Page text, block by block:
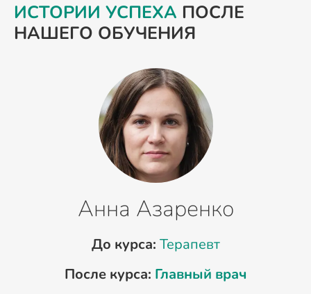
ИСТОРИИ УСПЕХА ПОСЛЕ
НАШЕГО ОБУЧЕНИЯ
Анна Азаренко
До курса: Терапевт
После курса: Главный врач